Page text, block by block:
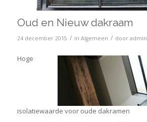
Oud en Nieuw dakraam
24 december 2015 / in Algemeen / door admin
Hoge
isolatiewaarde voor oude dakramen